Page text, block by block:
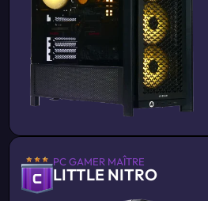
PC GAMER MAÎTRE
LITTLE NITRO